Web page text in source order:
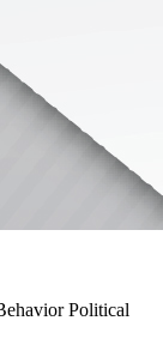
Political